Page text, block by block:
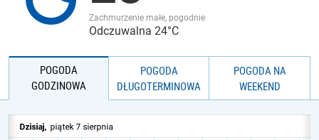
Zachmurzenie małe, pogodnie
Odczuwalna 24°C
POGODA
GODZINOWA
POGODA
DŁUGOTERMINOWA
POGODA NA
WEEKEND